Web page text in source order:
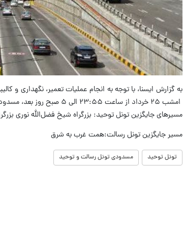
به گزارش ایسنا، با توجه به انجام عملیات تعمیر، نگهداری
امشب ۲۵ خرداد از ساعت ۲۳:۵۵ الی ۵ صبح روز بعد، مسدود است.
مسیرهای جایگزین تونل توحید: بزرگراه شیخ فضل‌الله نوری
مسیر جایگزین تونل رسالت:همت غرب به شرق
تونل توحید مسدودی تونل رسالت و توحید